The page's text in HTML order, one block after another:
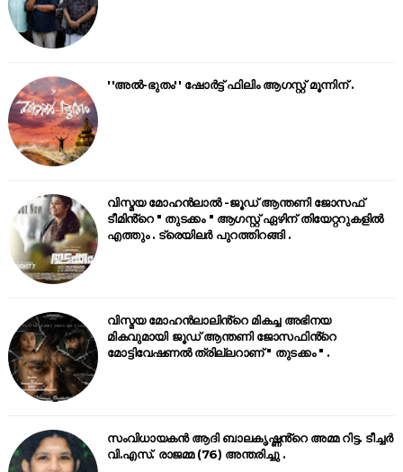
''അൽ-ഭുതം'' ഷോർട്ട് ഫിലിം ആഗസ്റ്റ് മൂന്നിന് .
വിസ്മയ മോഹൻലാൽ -ജൂഡ് ആന്തണി ജോസഫ്
ടീമിൻ്റെ " തുടക്കം " ആഗസ്റ്റ് ഏഴിന് തിയേറ്ററുകളിൽ
എത്തും . ട്രെയിലർ പുറത്തിറങ്ങി .
വിസ്മയ മോഹൻലാലിൻ്റെ മികച്ച അഭിനയ
മികവുമായി ജൂഡ് ആന്തണി ജോസഫിൻ്റെ
മോട്ടിവേഷണൽ ത്രില്ലറാണ് " തുടക്കം " .
സംവിധായകൻ ആദി ബാലകൃഷ്ണൻ്റെ അമ്മ റിട്ട. ടീച്ചർ
വി.എസ്. രാജമ്മ (76) അന്തരിച്ചു .